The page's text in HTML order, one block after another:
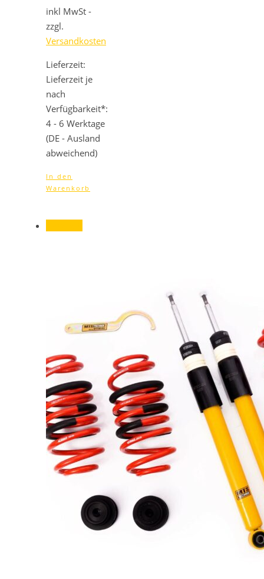
war:
inkl MwSt -
zzgl.
Versandkosten
Lieferzeit:
Lieferzeit je
nach
Verfügbarkeit*:
4 - 6 Werktage
(DE - Ausland
abweichend)
In den
Warenkorb